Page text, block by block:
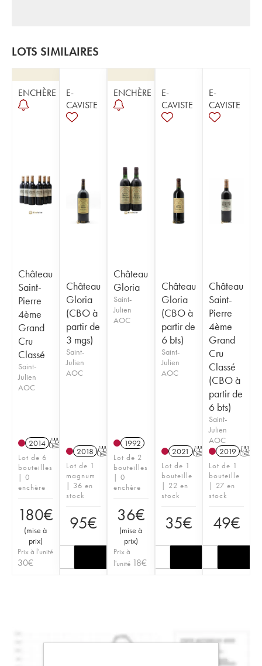
LOTS SIMILAIRES
ENCHÈRE
Château
Saint-
Pierre
4ème
Grand
Cru
Classé
Saint-
Julien
AOC
2014 T
Lot de 6
bouteilles
| 0
enchère
180€
(mise à
prix)
Prix à l'unité
30€
E-
CAVISTE
Château
Gloria
(CBO à
partir de
3 mgs)
Saint-
Julien
AOC
2018 T
Lot de 1
magnum
| 36 en
stock
95€
ENCHÈRE
Château
Gloria
Saint-
Julien
AOC
1992
Lot de 2
bouteilles
| 0
enchère
36€
(mise à
prix)
Prix à
l'unité 18€
E-
CAVISTE
Château
Gloria
(CBO à
partir de
6 bts)
Saint-
Julien
AOC
2021 T
Lot de 1
bouteille
| 22 en
stock
35€
E-
CAVISTE
Château
Saint-
Pierre
4ème
Grand
Cru
Classé
(CBO à
partir de
6 bts)
Saint-
Julien
AOC
2019 T
Lot de 1
bouteille
| 27 en
stock
49€